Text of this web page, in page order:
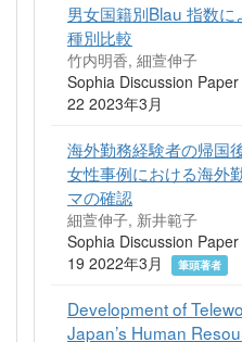
男女国籍別Blau 指数
種別比較
竹内明香, 細萱伸子
Sophia Discussion
22 2023年3月
海外勤務経験者の帰国
女性事例における海外
マの確認
細萱伸子, 新井範子
Sophia Discussion
19 2022年3月
筆頭著者
Development of
Japan’s Human